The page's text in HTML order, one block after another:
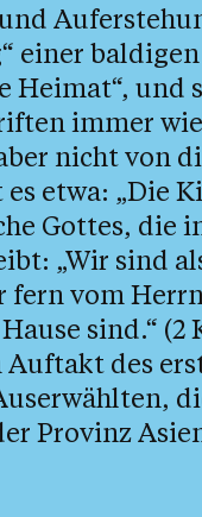
einer
Heimat“, und
immer
nicht von
etwa: „Die
Gottes, die
„Wir sind
fern vom
sind.“
des
Provinz